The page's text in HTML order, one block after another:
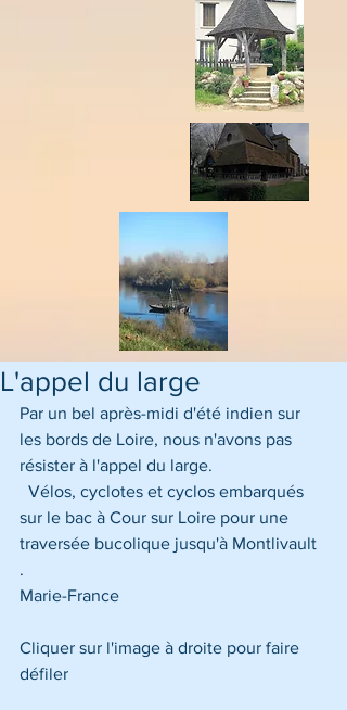
L'appel du large
Par un bel après-midi d'été indien sur
les bords de Loire, nous n'avons pas
résister à l'appel du large.
sur le bac à Cour sur Loire pour une
traversée bucolique jusqu'à Montlivault
.
Marie-France
Cliquer sur l'image à droite pour faire
défiler